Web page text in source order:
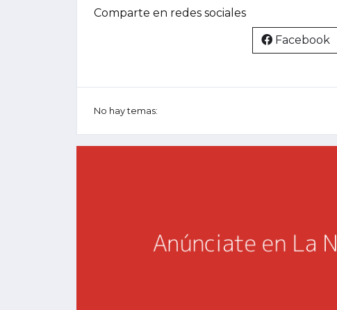
Comparte en redes sociales
Facebook
No hay temas: